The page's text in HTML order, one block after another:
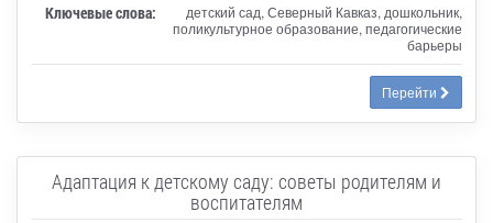
Ключевые слова:
детский сад, Северный Кавказ, дошкольник,
поликультурное образование, педагогические
барьеры
Перейти
Адаптация к детскому саду: советы родителям и
воспитателям